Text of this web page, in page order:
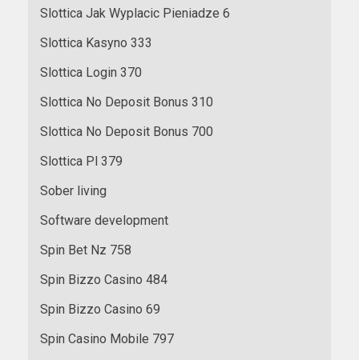
Slottica Jak Wyplacic Pieniadze 6
Slottica Kasyno 333
Slottica Login 370
Slottica No Deposit Bonus 310
Slottica No Deposit Bonus 700
Slottica Pl 379
Sober living
Software development
Spin Bet Nz 758
Spin Bizzo Casino 484
Spin Bizzo Casino 69
Spin Casino Mobile 797